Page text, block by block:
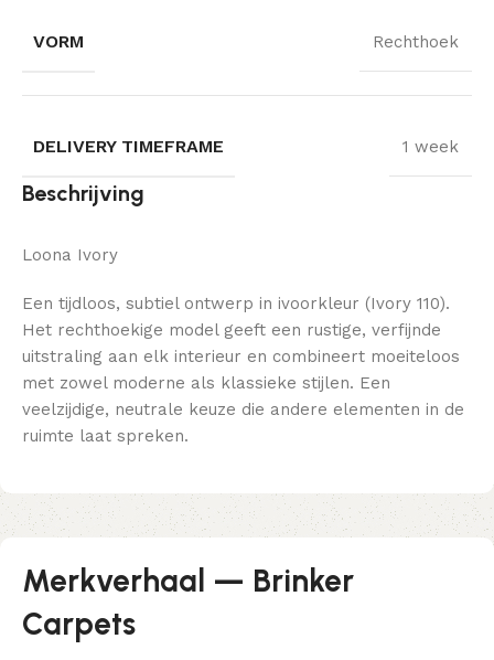
VORM Rechthoek
DELIVERY TIMEFRAME 1 week
Beschrijving
Loona Ivory
Een tijdloos, subtiel ontwerp in ivoorkleur (Ivory 110).
Het rechthoekige model geeft een rustige, verfijnde
uitstraling aan elk interieur en combineert moeiteloos
met zowel moderne als klassieke stijlen. Een
veelzijdige, neutrale keuze die andere elementen in de
ruimte laat spreken.
Merkverhaal — Brinker
Carpets